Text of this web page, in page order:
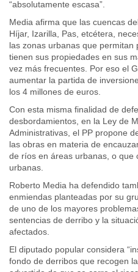
“absolutamente escasa”.
Media afirma que las cuencas
Híjar, Izarilla, Pas, etcétera,
las zonas urbanas que permitan
tienen sus propiedades en sus
vez más frecuentes. Por eso el
aumentar la partida de
los 4 millones de euros.
Con esta misma finalidad de
desbordamientos, en la Ley de
Administrativas, el PP propone
las obras en materia de
de ríos en áreas urbanas, o que
urbanas.
Roberto Media ha defendido
enmiendas planteadas por su
de uno de los mayores
sentencias de derribo y la
afectados.
El diputado popular considera
fondo de derribos que recogen